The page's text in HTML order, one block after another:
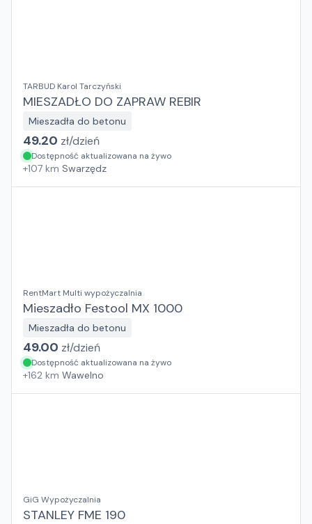
TARBUD Karol Tarczyński
MIESZADŁO DO ZAPRAW REBIR
Mieszadła do betonu
49.20 zł/dzień
Dostępność aktualizowana na żywo
+107 km Swarzędz
RentMart Multi wypożyczalnia
Mieszadło Festool MX 1000
Mieszadła do betonu
49.00 zł/dzień
Dostępność aktualizowana na żywo
+162 km Wawelno
GiG Wypożyczalnia
STANLEY FME 190